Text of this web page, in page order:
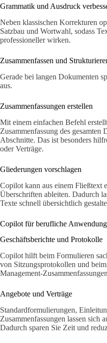
Grammatik und Ausdruck
Neben klassischen Korrekturen
Satzbau und Wortwahl, sodass
professioneller wirken.
Zusammenfassen und
Gerade bei langen Dokumenten
aus.
Zusammenfassungen erstellen
Mit einem einfachen Befehl
Zusammenfassung des gesamten
Abschnitte. Das ist besonders
oder Verträge.
Gliederungen vorschlagen
Copilot kann aus einem Fließtext
Überschriften ableiten. Dadurch
Texte schnell übersichtlich
Copilot für berufliche
Geschäftsberichte und Protokolle
Copilot hilft beim Formulieren
von Sitzungsprotokollen und
Management-
Angebote und Verträge
Standardformulierungen,
Zusammenfassungen lassen sich
Dadurch sparen Sie Zeit und